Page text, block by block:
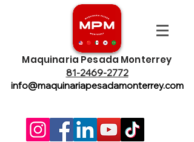
Maquinaria Pesada Monterrey
81-2469-2772
info@maquinariapesadamonterrey.com